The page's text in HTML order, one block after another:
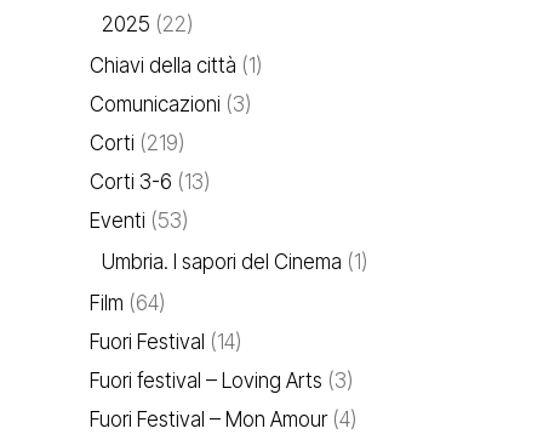
2025 (22)
Chiavi della città (1)
Comunicazioni (3)
Corti (219)
Corti 3-6 (13)
Eventi (53)
Umbria. I sapori del Cinema (1)
Film (64)
Fuori Festival (14)
Fuori festival – Loving Arts (3)
Fuori Festival – Mon Amour(4)